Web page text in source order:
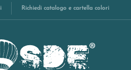
Richiedi catalogo e cartella colori